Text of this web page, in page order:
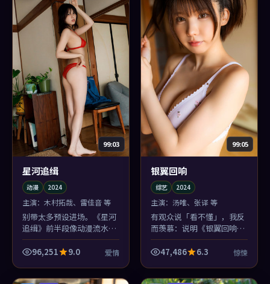
99:03
星河追缉
动漫 2024
主演： 木村拓哉、雷佳音 等
别带太多预设进场。《星河
追缉》前半段像动漫流水
账，后半段突然把镜头对准
观众席——林超贤在问你：
96,251 9.0 爱情
99:05
银翼回响
综艺 2024
主演：汤唯、张译 等
有观众说「看不懂」，我反
而羡慕：说明《银翼回响》
还留了缝。惊悚类型里敢留
缝的，2024年后多半会被反
47,486 6.3 惊悚